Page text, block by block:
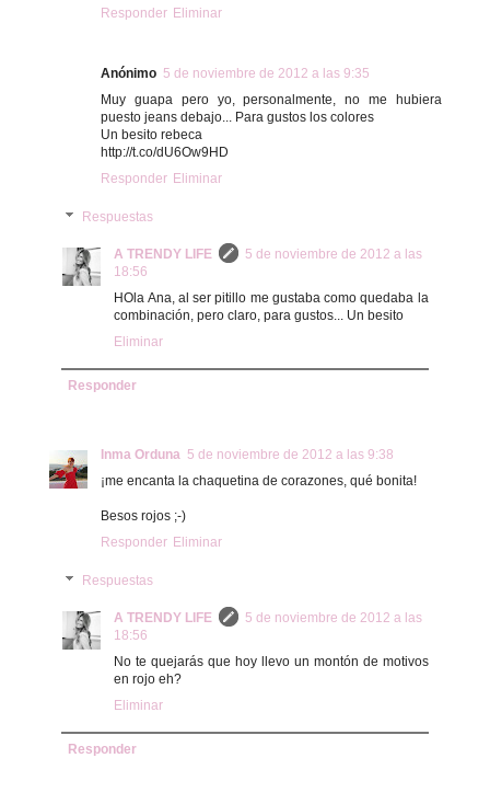
Responder Eliminar
Anónimo 5 de noviembre de 2012 a las 9:35
Muy guapa pero yo, personalmente, no me hubiera
puesto jeans debajo... Para gustos los colores
Un besito rebeca
http://t.co/dU6Ow9HD
Responder Eliminar
Respuestas
A TRENDY LIFE
5 de noviembre de 2012 a las
18:56
HOla Ana, al ser pitillo me gustaba como quedaba la
combinación, pero claro, para gustos... Un besito
Eliminar
Responder
Inma Orduna 5 de noviembre de 2012 a las 9:38
¡me encanta la chaquetina de corazones, qué bonita!
Besos rojos ;-)
Responder Eliminar
Respuestas
A TRENDY LIFE
5 de noviembre de 2012 a las
18:56
No te quejarás que hoy llevo un montón de motivos
en rojo eh?
Eliminar
Responder